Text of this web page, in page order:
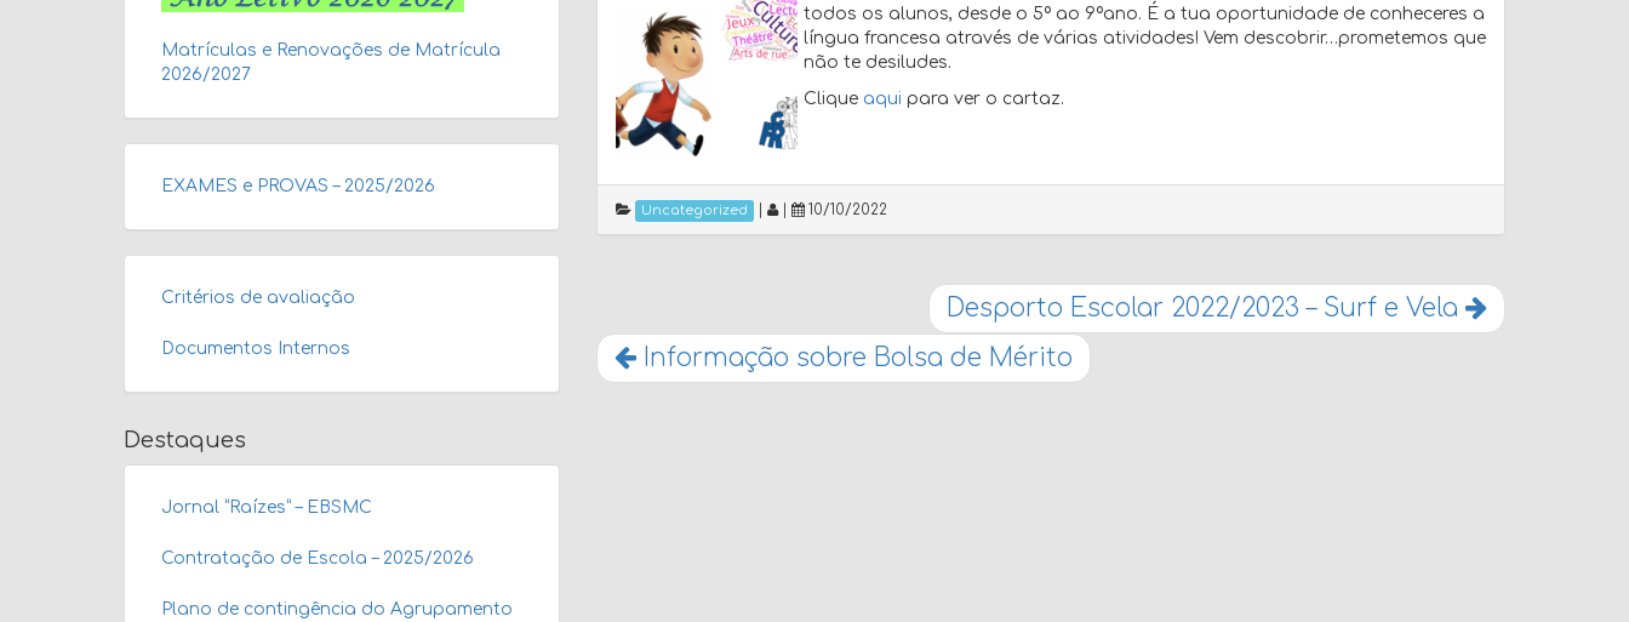
todos os alunos, desde o 5º ao 9ºano. É a tua oportunidade de conheceres a
língua francesa através de várias atividades! Vem descobrir…prometemos que
não te desiludes.
Clique aqui para ver o cartaz.
Uncategorized 10/10/2022
Desporto Escolar 2022/2023 – Surf e Vela
Informação sobre Bolsa de Mérito
Matrículas e Renovações de Matrícula
2026/2027
EXAMES e PROVAS – 2025/2026
Critérios de avaliação
Documentos Internos
Destaques
Jornal “Raízes” – EBSMC
Contratação de Escola – 2025/2026
Plano de contingência do Agrupamento